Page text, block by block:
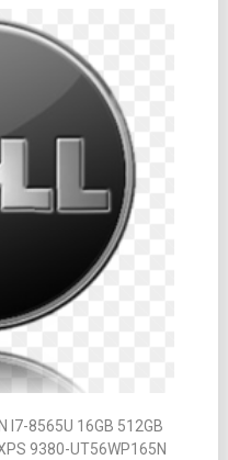
I7-8565U 16GB 512GB
9380-UT56WP165N